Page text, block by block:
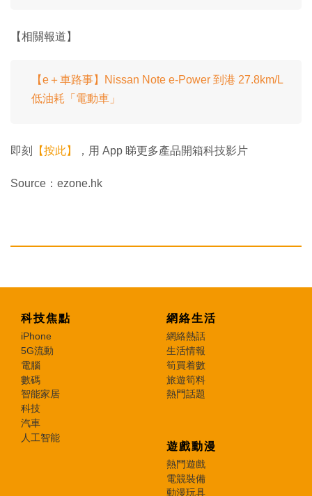
【相關報道】
【e＋車路事】Nissan Note e-Power 到港 27.8km/L
低油耗「電動車」
即刻 【按此】 ，用 App 睇更多產品開箱科技影片
Source：ezone.hk
科技焦點
iPhone
5G流動
電腦
數碼
智能家居
科技
汽車
人工智能
網絡生活
網絡熱話
生活情報
筍買着數
旅遊筍料
熱門話題
遊戲動漫
熱門遊戲
電競裝備
動漫玩具